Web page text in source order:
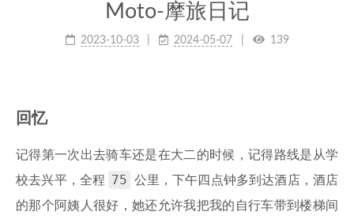
Moto-摩旅日记
2023-10-03 2024-05-07 139
回忆
记得第一次出去骑车还是在大二的时候，记得路线是从学
校去兴平，全程
75
公里，下午四点钟多到达酒店，酒店
的那个阿姨人很好，她还允许我把我的自行车带到楼梯间